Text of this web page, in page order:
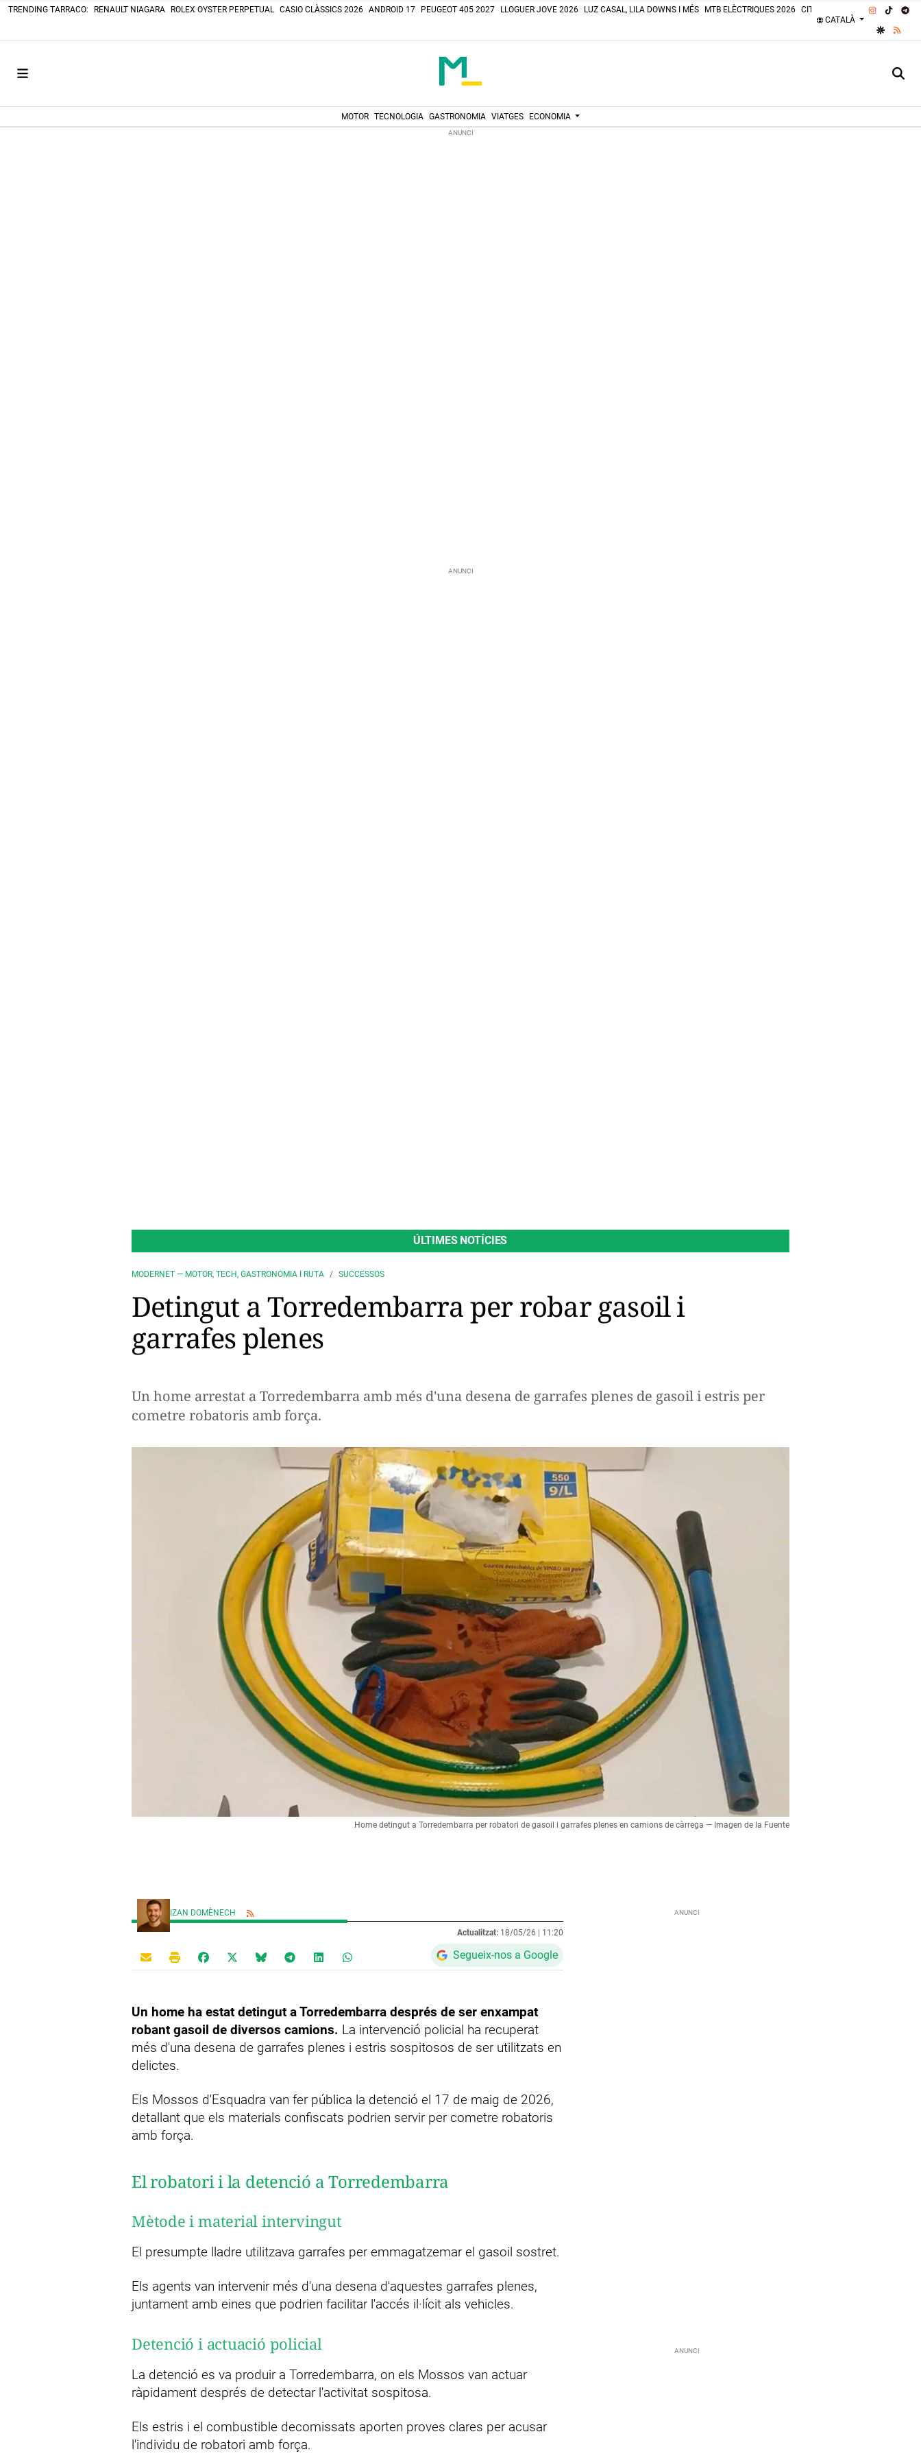
TRENDING TARRACO: RENAULT NIAGARA ROLEX OYSTER PERPETUAL CASIO CLÀSSICS 2026 ANDROID 17 PEUGEOT 405 2027 LLOGUER JOVE 2026 LUZ CASAL, LILA DOWNS I MÉS MTB ELÈCTRIQUES 2026 CITROËN 2CV 2026
PLATGES
CATALÀ
INSTAGRAM
TIKTOK
GOOGLE
RSS
MOTOR TECNOLOGIA GASTRONOMIA VIATGES ECONOMIA
ÚLTIMES NOTÍCIES
MODERNET — MOTOR, TECH, GASTRONOMIA I RUTA SUCCESSOS
Detingut a Torredembarra per robar gasoil i
garrafes plenes
Un home arrestat a Torredembarra amb més d'una desena de garrafes plenes de gasoil i estris per
cometre robatoris amb força.
Home detingut a Torredembarra per robatori de gasoil i garrafes plenes en camions de càrrega — Imagen de la Fuente
IZAN DOMÈNECH
Actualitzat: 18/05/26 | 11:20
Segueix-nos a Google
Un home ha estat detingut a Torredembarra després de ser enxampat
robant gasoil de diversos camions. La intervenció policial ha recuperat
més d'una desena de garrafes plenes i estris sospitosos de ser utilitzats en
delictes.
Els Mossos d'Esquadra van fer pública la detenció el 17 de maig de 2026,
detallant que els materials confiscats podrien servir per cometre robatoris
amb força.
El robatori i la detenció a Torredembarra
Mètode i material intervingut
El presumpte lladre utilitzava garrafes per emmagatzemar el gasoil sostret.
Els agents van intervenir més d'una desena d'aquestes garrafes plenes,
juntament amb eines que podrien facilitar l'accés il·lícit als vehicles.
Detenció i actuació policial
La detenció es va produir a Torredembarra, on els Mossos van actuar
ràpidament després de detectar l'activitat sospitosa.
Els estris i el combustible decomissats aporten proves clares per acusar
l'individu de robatori amb força.